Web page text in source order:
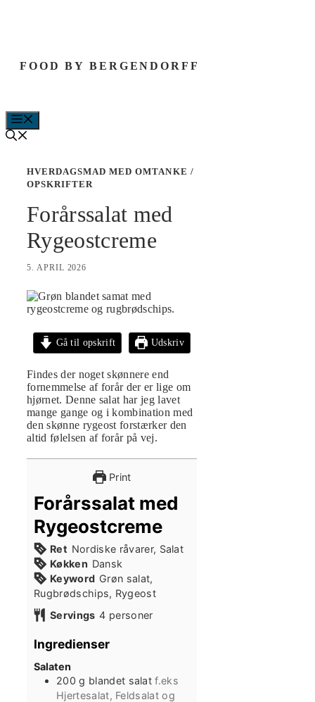
FOOD BY BERGENDORFF
HVERDAGSMAD MED OMTANKE /
OPSKRIFTER
Forårssalat med
Rygeostcreme
5. APRIL 2026
Gå til opskrift Udskriv
Findes der noget skønnere end
fornemmelse af forår der er lige om
hjørnet. Denne salat har jeg lavet
mange gange og i kombination med
den skønne rygeost forstærker den
altid følelsen af forår på vej.
Print
Forårssalat med
Rygeostcreme
Ret Nordiske råvarer, Salat
Køkken Dansk
Keyword Grøn salat,
Rugbrødschips, Rygeost
Servings 4 personer
Ingredienser
Salaten
200 g blandet salat f.eks
Hjertesalat, Feldsalat og